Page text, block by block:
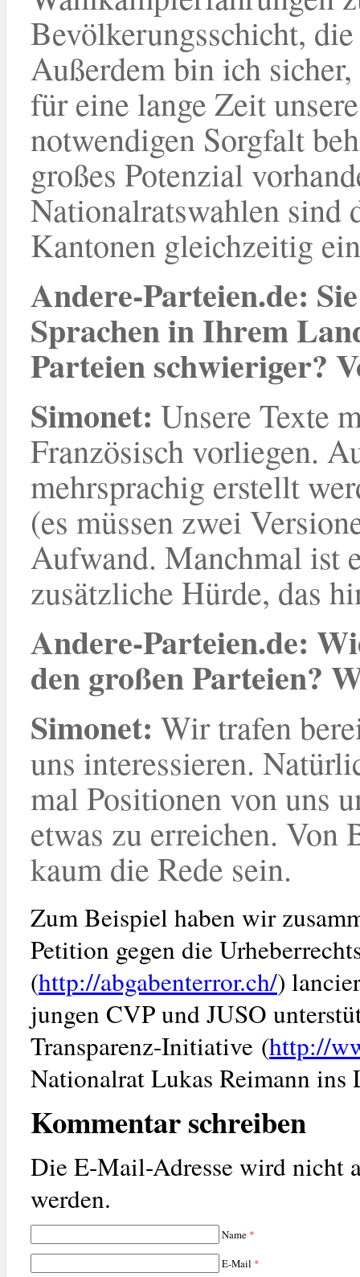
Bevölkerungsschicht,
Außerdem bin ich
für eine lange Zeit
notwendigen Sorgfalt
großes Potenzial
Nationalratswahlen sind
Kantonen gleichzeitig
Andere-Parteien.de:
Sprachen in Ihrem
Parteien schwieriger?
Simonet: Unsere Texte
Französisch vorliegen.
mehrsprachig erstellt
(es müssen zwei
Aufwand. Manchmal ist
zusätzliche Hürde, das
Andere-Parteien.de:
den großen Parteien?
Simonet: Wir trafen
uns interessieren.
mal Positionen von uns
etwas zu erreichen. Von
kaum die Rede sein.
Zum Beispiel haben wir
Petition gegen die
(http://abgabenterror.ch/)
jungen CVP und JUSO
Transparenz-Initiative (http://
Nationalrat Lukas Reimann ins
Kommentar schreiben
Die E-Mail-Adresse wird nicht
werden.
Name *
E-Mail *